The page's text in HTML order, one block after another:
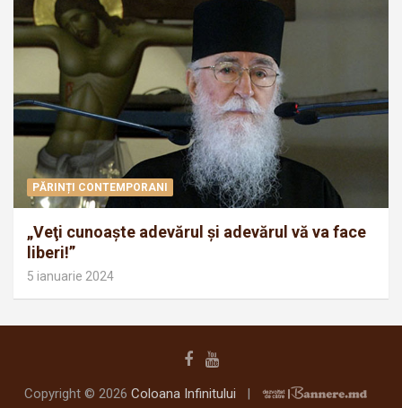
PĂRINȚI CONTEMPORANI
„Veţi cunoaşte adevărul şi adevărul vă va face
liberi!”
5 ianuarie 2024
Copyright © 2026 Coloana Infinitului